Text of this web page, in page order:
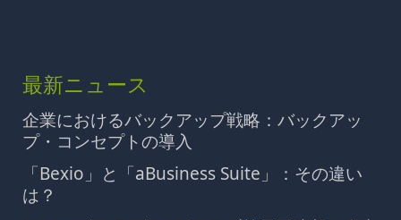
最新ニュース
企業におけるバックアップ戦略：バックアッ
プ・コンセプトの導入
「Bexio」と「aBusiness Suite」：その違い
は？